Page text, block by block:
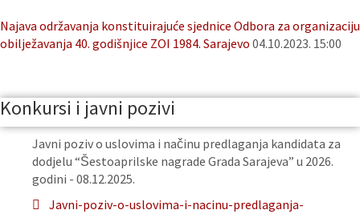
Najava održavanja konstituirajuće sjednice Odbora za organizaciju
obilježavanja 40. godišnjice ZOI 1984. Sarajevo 04.10.2023. 15:00
Konkursi i javni pozivi
Javni poziv o uslovima i načinu predlaganja kandidata za
dodjelu “Šestoaprilske nagrade Grada Sarajeva” u 2026.
godini - 08.12.2025.
Javni-poziv-o-uslovima-i-nacinu-predlaganja-